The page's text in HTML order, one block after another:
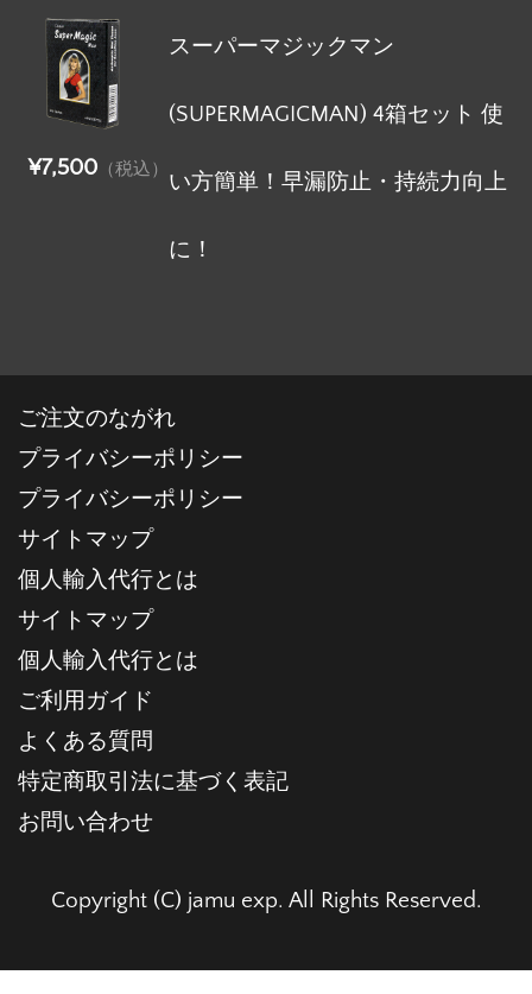
スーパーマジックマン
(SUPERMAGICMAN) 4箱セット 使
い方簡単！早漏防止・持続力向上
に！
¥7,500 （税込）
ご注文のながれ
プライバシーポリシー
プライバシーポリシー
サイトマップ
個人輸入代行とは
サイトマップ
個人輸入代行とは
ご利用ガイド
よくある質問
特定商取引法に基づく表記
お問い合わせ
Copyright (C) jamu exp. All Rights Reserved.